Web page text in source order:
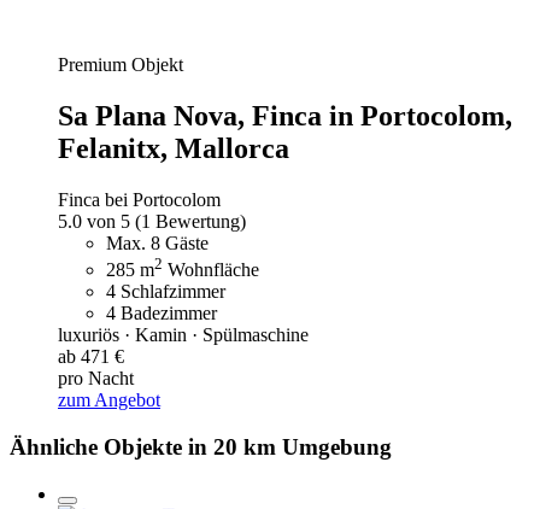
Premium Objekt
Sa Plana Nova, Finca in Portocolom,
Felanitx, Mallorca
Finca bei Portocolom
5.0 von 5 (1 Bewertung)
Max. 8 Gäste
285 m2 Wohnfläche
4 Schlafzimmer
4 Badezimmer
luxuriös · Kamin · Spülmaschine
ab 471 €
pro Nacht
zum Angebot
Ähnliche Objekte in 20 km Umgebung